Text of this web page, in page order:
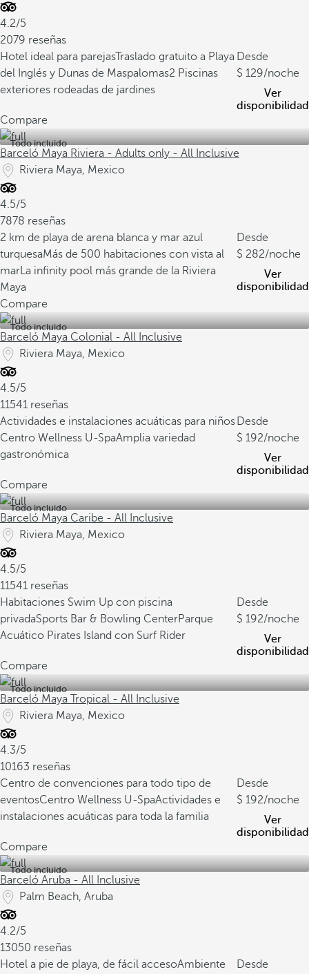
4.2/5
2079 reseñas
Hotel ideal para parejasTraslado gratuito a Playa
del Inglés y Dunas de Maspalomas2 Piscinas
exteriores rodeadas de jardines
Desde
129/noche
Ver
disponibilidad
Compare
Todo incluido
Barceló Maya Riviera - Adults only - All Inclusive
Riviera Maya, Mexico
4.5/5
7878 reseñas
2 km de playa de arena blanca y mar azul
turquesaMás de 500 habitaciones con vista al
marLa infinity pool más grande de la Riviera
Maya
Desde
282/noche
Ver
disponibilidad
Compare
Todo incluido
Barceló Maya Colonial - All Inclusive
Riviera Maya, Mexico
4.5/5
11541 reseñas
Actividades e instalaciones acuáticas para niños
Centro Wellness U-SpaAmplia variedad
gastronómica
Desde
192/noche
Ver
disponibilidad
Compare
Todo incluido
Barceló Maya Caribe - All Inclusive
Riviera Maya, Mexico
4.5/5
11541 reseñas
Habitaciones Swim Up con piscina
privadaSports Bar & Bowling CenterParque
Acuático Pirates Island con Surf Rider
Desde
192/noche
Ver
disponibilidad
Compare
Todo incluido
Barceló Maya Tropical - All Inclusive
Riviera Maya, Mexico
4.3/5
10163 reseñas
Centro de convenciones para todo tipo de
eventosCentro Wellness U-SpaActividades e
instalaciones acuáticas para toda la familia
Desde
192/noche
Ver
disponibilidad
Compare
Todo incluido
Barceló Aruba - All Inclusive
Palm Beach, Aruba
4.2/5
13050 reseñas
Hotel a pie de playa, de fácil accesoAmbiente
Desde